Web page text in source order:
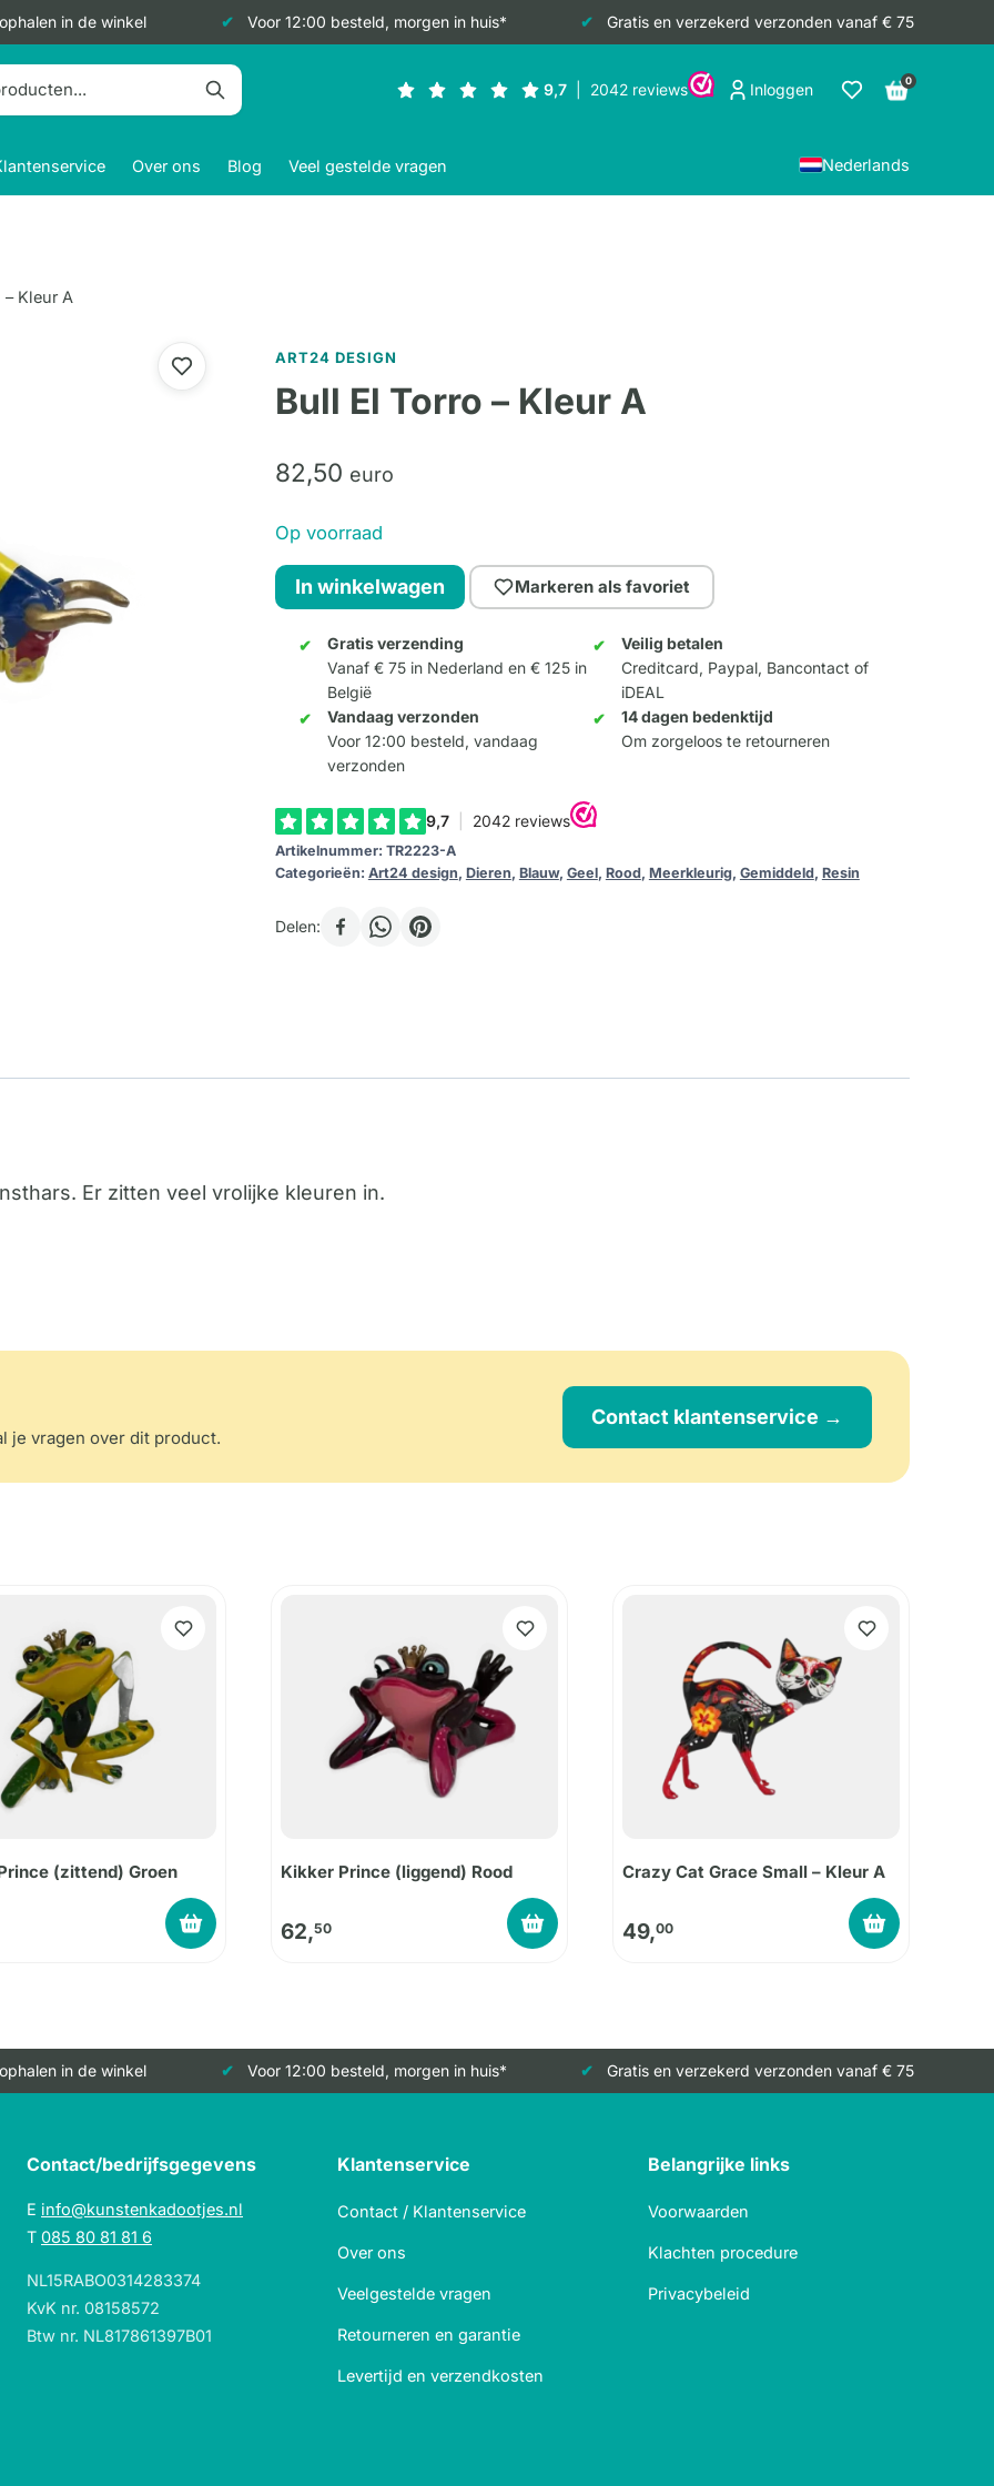
in de winkel Voor 12:00 besteld, morgen in huis* Gratis en verzekerd verzonden vanaf € 75
Inloggen 0
Over ons Blog Veel gestelde vragen Nederlands
Kleur A
ART24 DESIGN
Bull El Torro – Kleur A
82,50 euro
Op voorraad
Bull
El
Torro
aantal
In winkelwagen Markeren als favoriet
Gratis verzending
Vanaf € 75 in Nederland en € 125 in
België
Veilig betalen
Creditcard, Paypal, Bancontact of
iDEAL
Vandaag verzonden
Voor 12:00 besteld, vandaag
verzonden
14 dagen bedenktijd
Om zorgeloos te retourneren
Artikelnummer: TR2223-A
Categorieën: Art24 design, Dieren, Blauw, Geel, Rood, Meerkleurig, Gemiddeld, Resin
Delen:
Er zitten veel vrolijke kleuren in.
je vragen over dit product.
Contact klantenservice →
(zittend) Groen Kikker Prince (liggend) Rood
62,50
Crazy Cat Grace Small – Kleur A
49,00
in de winkel Voor 12:00 besteld, morgen in huis* Gratis en verzekerd verzonden vanaf € 75
Contact/bedrijfsgegevens
E info@kunstenkadootjes.nl
T 085 80 81 81 6
NL15RABO0314283374
KvK nr. 08158572
Btw nr. NL817861397B01
Klantenservice
Contact / Klantenservice
Over ons
Veelgestelde vragen
Retourneren en garantie
Levertijd en verzendkosten
Belangrijke links
Voorwaarden
Klachten procedure
Privacybeleid